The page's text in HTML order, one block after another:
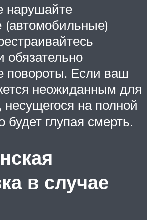
нарушайте
обязательно
повороты. Если ваш
неожиданным для
на полной
будет глупая смерть.
в случае